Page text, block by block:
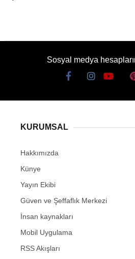
Sosyal medya
KURUMSAL
Hakkımızda
Künye
Yayın Ekibi
Güven ve Şeffaflık Merkezi
İnsan kaynakları
Mobil Uygulama
RSS Akışları